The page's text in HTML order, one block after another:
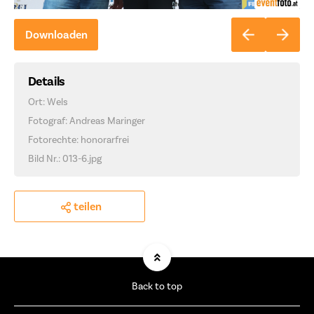
Downloaden
Details
Ort: Wels
Fotograf: Andreas Maringer
Fotorechte: honorarfrei
Bild Nr.: 013-6.jpg
teilen
Back to top